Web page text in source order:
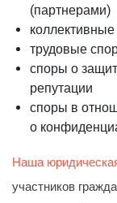
(партнерами)
коллективные
трудовые
споры о
репутации
споры в
о
Наша
участников